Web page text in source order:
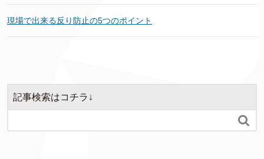
現場で出来る反り防止の5つのポイント
記事検索はコチラ↓
